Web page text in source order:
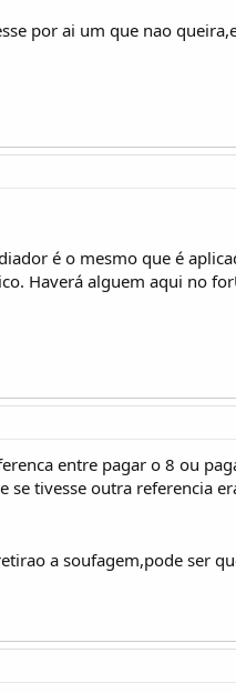
por ai um que nao
é o mesmo que é
Haverá alguem aqui no
entre pagar o 8 ou
se tivesse outra referencia
a soufagem,pode ser